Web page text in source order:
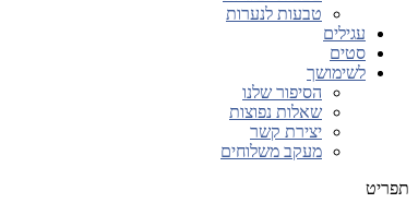
טבעות לנערות
עגילים
סטים
לשימושך
הסיפור שלנו
שאלות נפוצות
יצירת קשר
מעקב משלוחים
תפריט